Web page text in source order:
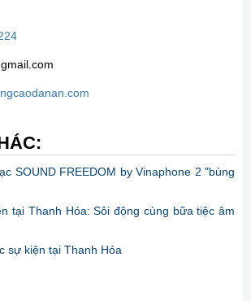
SOUND FREEDOM by Vinaphone 2 "bùng
tại Thanh Hóa: Sôi động cùng bữa tiệc âm
sự kiện tại Thanh Hóa